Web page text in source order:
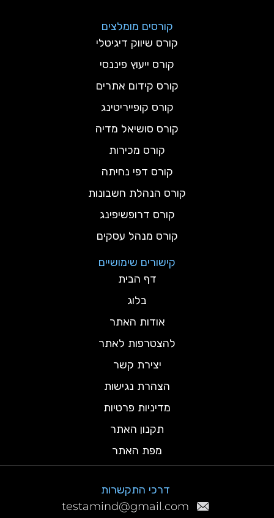
קורסים מומלצים
קורס שיווק דיגיטלי
קורס ייעוץ פיננסי
קורס קידום אתרים
קורס קופייריטינג
קורס סושיאל מדיה
קורס מכירות
קורס דפי נחיתה
קורס הנהלת חשבונות
קורס דרופשיפינג
קורס מנהל עסקים
קישורים שימושיים
דף הבית
בלוג
אודות האתר
להצטרפות לאתר
יצירת קשר
הצהרת נגישות
מדיניות פרטיות
תקנון האתר
מפת האתר
דרכי התקשרות
testamind@gmail.com